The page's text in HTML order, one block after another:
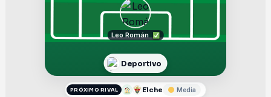
Leo Román
Deportivo
PRÓXIMO RIVAL Elche
Media